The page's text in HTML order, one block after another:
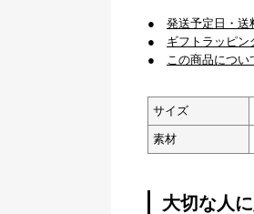
● 発送予定日・送
● ギフトラッピン
● この商品につい
サイズ
素材
大切な人